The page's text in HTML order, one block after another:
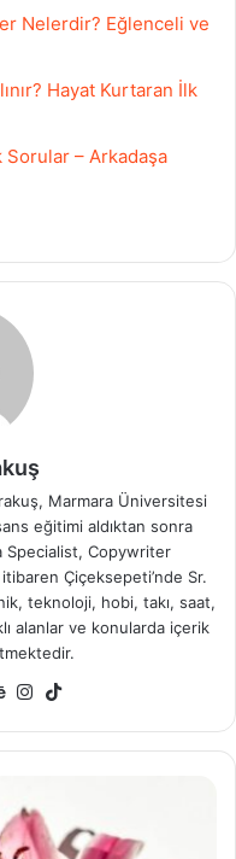
Nelerdir? Eğlenceli ve
Hayat Kurtaran İlk
Sorular – Arkadaşa
Marmara Üniversitesi
eğitimi aldıktan sonra
Specialist, Copywriter
itibaren Çiçeksepeti’nde Sr.
teknoloji, hobi, takı, saat,
alanlar ve konularda içerik
BehanceInstagram